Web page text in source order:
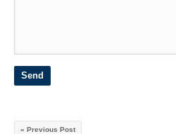
« Previous Post